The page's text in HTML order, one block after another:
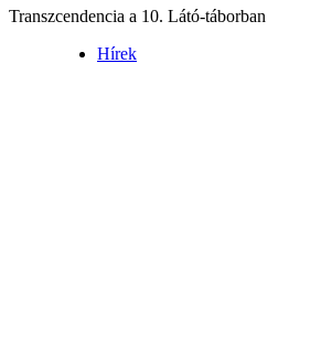
Transzcendencia a 10. Látó-táborban
Hírek